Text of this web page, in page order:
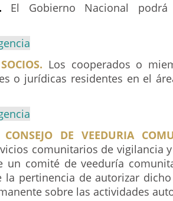
El Gobierno Nacional podrá
Los cooperados o
o jurídicas residentes en el
DE VEEDURIA
comunitarios de vigilancia
un comité de veeduría
la pertinencia de autorizar
sobre las actividades